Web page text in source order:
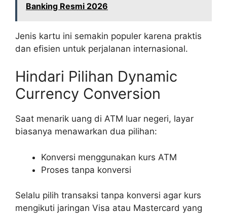
Banking Resmi 2026
Jenis kartu ini semakin populer karena praktis
dan efisien untuk perjalanan internasional.
Hindari Pilihan Dynamic
Currency Conversion
Saat menarik uang di ATM luar negeri, layar
biasanya menawarkan dua pilihan:
Konversi menggunakan kurs ATM
Proses tanpa konversi
Selalu pilih transaksi tanpa konversi agar kurs
mengikuti jaringan Visa atau Mastercard yang